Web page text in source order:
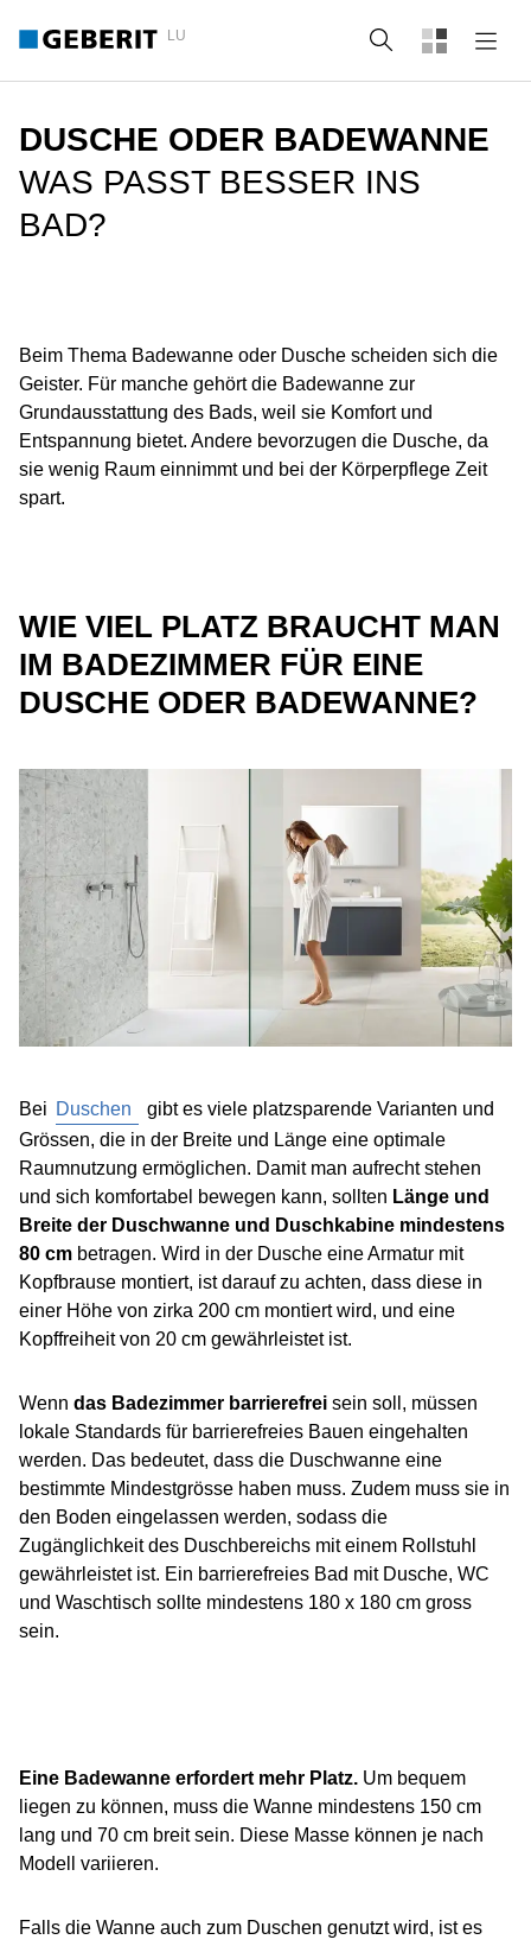
LU Suche
DUSCHE ODER BADEWANNE
WAS PASST BESSER INS
BAD?
Beim Thema Badewanne oder Dusche scheiden sich die
Geister. Für manche gehört die Badewanne zur
Grundausstattung des Bads, weil sie Komfort und
Entspannung bietet. Andere bevorzugen die Dusche, da
sie wenig Raum einnimmt und bei der Körperpflege Zeit
spart.
WIE VIEL PLATZ BRAUCHT MAN
IM BADEZIMMER FÜR EINE
DUSCHE ODER BADEWANNE?
Bei Duschen
gibt es viele platzsparende Varianten und
Grössen, die in der Breite und Länge eine optimale
Raumnutzung ermöglichen. Damit man aufrecht stehen
und sich komfortabel bewegen kann, sollten Länge und
Breite der Duschwanne und Duschkabine mindestens
80 cm betragen. Wird in der Dusche eine Armatur mit
Kopfbrause montiert, ist darauf zu achten, dass diese in
einer Höhe von zirka 200 cm montiert wird, und eine
Kopffreiheit von 20 cm gewährleistet ist.
Wenn das Badezimmer barrierefrei sein soll, müssen
lokale Standards für barrierefreies Bauen eingehalten
werden. Das bedeutet, dass die Duschwanne eine
bestimmte Mindestgrösse haben muss. Zudem muss sie in
den Boden eingelassen werden, sodass die
Zugänglichkeit des Duschbereichs mit einem Rollstuhl
gewährleistet ist. Ein barrierefreies Bad mit Dusche, WC
und Waschtisch sollte mindestens 180 x 180 cm gross
sein.
Eine Badewanne erfordert mehr Platz. Um bequem
liegen zu können, muss die Wanne mindestens 150 cm
lang und 70 cm breit sein. Diese Masse können je nach
Modell variieren.
Falls die Wanne auch zum Duschen genutzt wird, ist es